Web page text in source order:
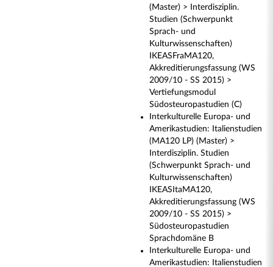
(Master) > Interdisziplin.
Studien (Schwerpunkt
Sprach- und
Kulturwissenschaften)
IKEASFraMA120,
Akkreditierungsfassung (WS
2009/10 - SS 2015) >
Vertiefungsmodul
Südosteuropastudien (C)
Interkulturelle Europa- und
Amerikastudien: Italienstudien
(MA120 LP) (Master) >
Interdisziplin. Studien
(Schwerpunkt Sprach- und
Kulturwissenschaften)
IKEASItaMA120,
Akkreditierungsfassung (WS
2009/10 - SS 2015) >
Südosteuropastudien
Sprachdomäne B
Interkulturelle Europa- und
Amerikastudien: Italienstudien